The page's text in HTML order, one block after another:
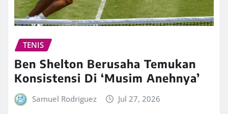
TENIS
Ben Shelton Berusaha Temukan
Konsistensi Di ‘Musim Anehnya’
Samuel Rodriguez Jul 27, 2026